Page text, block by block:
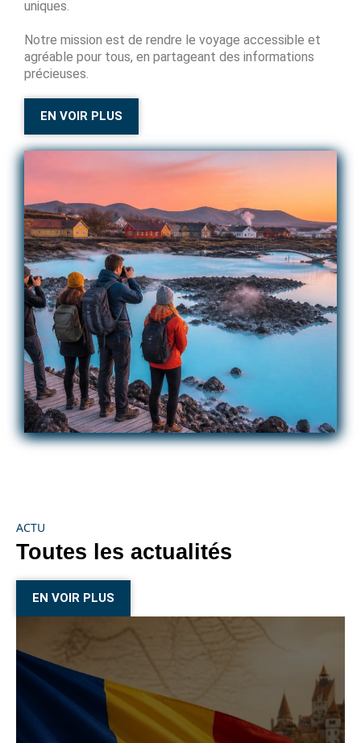
uniques.
Notre mission est de rendre le voyage accessible et
agréable pour tous, en partageant des informations
précieuses.
EN VOIR PLUS
ACTU
Toutes les actualités
EN VOIR PLUS